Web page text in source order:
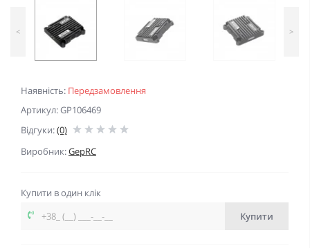
Наявність: Передзамовлення
Артикул: GP106469
Відгуки:(0)
Виробник:GepRC
< >
Купити в один клік
Купити